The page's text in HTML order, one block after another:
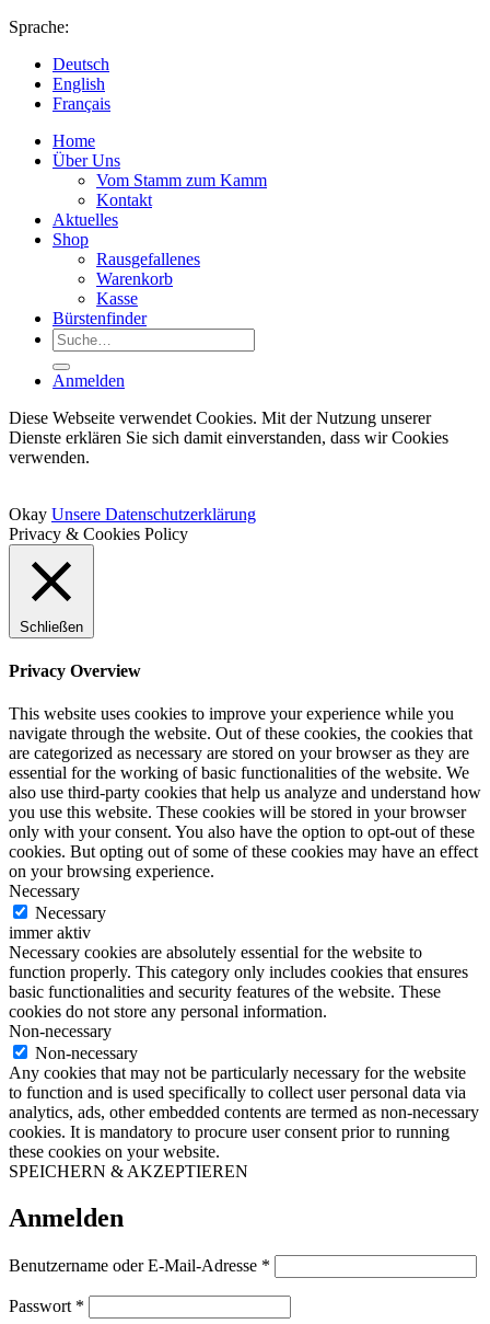
Sprache:
Deutsch
English
Français
Home
Über Uns
Vom Stamm zum Kamm
Kontakt
Aktuelles
Shop
Rausgefallenes
Warenkorb
Kasse
Bürstenfinder
Suche
nach:
Anmelden
Diese Webseite verwendet Cookies. Mit der Nutzung unserer
Dienste erklären Sie sich damit einverstanden, dass wir Cookies
verwenden.
Okay Unsere Datenschutzerklärung
Privacy & Cookies Policy
Schließen
Privacy Overview
This website uses cookies to improve your experience while you
navigate through the website. Out of these cookies, the cookies that
are categorized as necessary are stored on your browser as they are
essential for the working of basic functionalities of the website. We
also use third-party cookies that help us analyze and understand how
you use this website. These cookies will be stored in your browser
only with your consent. You also have the option to opt-out of these
cookies. But opting out of some of these cookies may have an effect
on your browsing experience.
Necessary
Necessary
immer aktiv
Necessary cookies are absolutely essential for the website to
function properly. This category only includes cookies that ensures
basic functionalities and security features of the website. These
cookies do not store any personal information.
Non-necessary
Non-necessary
Any cookies that may not be particularly necessary for the website
to function and is used specifically to collect user personal data via
analytics, ads, other embedded contents are termed as non-necessary
cookies. It is mandatory to procure user consent prior to running
these cookies on your website.
SPEICHERN & AKZEPTIEREN
Anmelden
Benutzername oder E-Mail-Adresse *
Passwort *